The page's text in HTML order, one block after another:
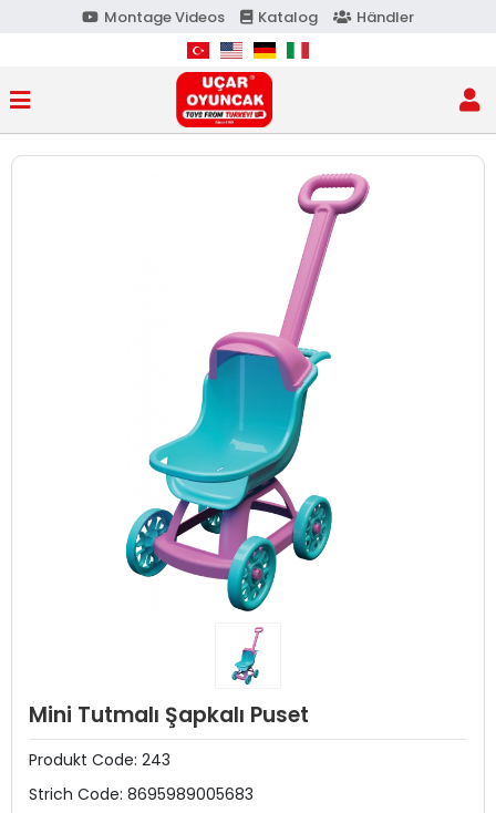
Montage Videos Katalog Händler
Mini Tutmalı Şapkalı Puset
Produkt Code: 243
Strich Code: 8695989005683